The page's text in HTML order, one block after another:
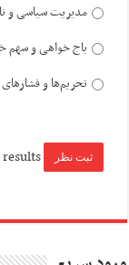
مدیریت سیاسی و
باج خواهی و سهم
تحریم‌ها و